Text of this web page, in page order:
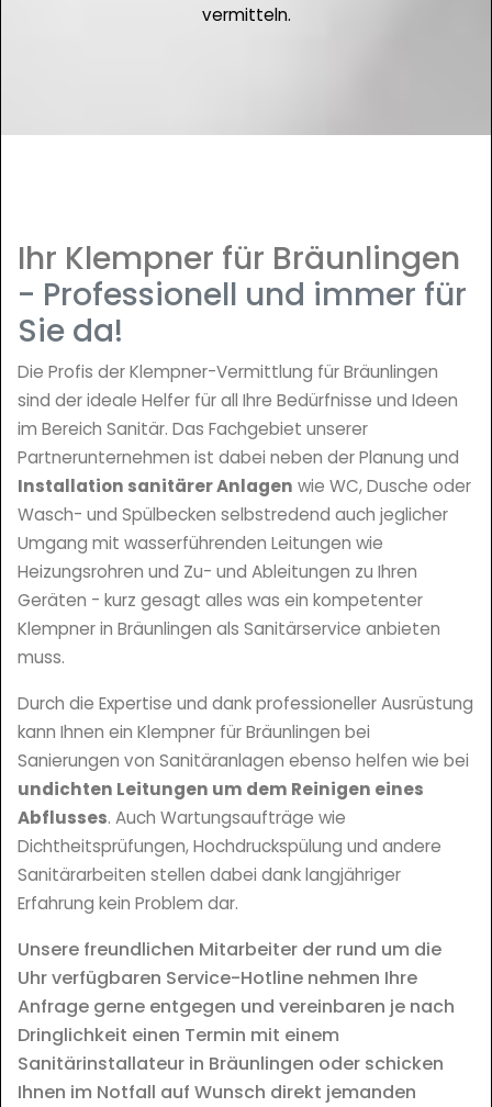
vermitteln.
Ihr Klempner für Bräunlingen
- Professionell und immer für
Sie da!
Die Profis der Klempner-Vermittlung für Bräunlingen
sind der ideale Helfer für all Ihre Bedürfnisse und Ideen
im Bereich Sanitär. Das Fachgebiet unserer
Partnerunternehmen ist dabei neben der Planung und
Installation sanitärer Anlagen wie WC, Dusche oder
Wasch- und Spülbecken selbstredend auch jeglicher
Umgang mit wasserführenden Leitungen wie
Heizungsrohren und Zu- und Ableitungen zu Ihren
Geräten - kurz gesagt alles was ein kompetenter
Klempner in Bräunlingen als Sanitärservice anbieten
muss.
Durch die Expertise und dank professioneller Ausrüstung
kann Ihnen ein Klempner für Bräunlingen bei
Sanierungen von Sanitäranlagen ebenso helfen wie bei
undichten Leitungen um dem Reinigen eines
Abflusses. Auch Wartungsaufträge wie
Dichtheitsprüfungen, Hochdruckspülung und andere
Sanitärarbeiten stellen dabei dank langjähriger
Erfahrung kein Problem dar.
Unsere freundlichen Mitarbeiter der rund um die
Uhr verfügbaren Service-Hotline nehmen Ihre
Anfrage gerne entgegen und vereinbaren je nach
Dringlichkeit einen Termin mit einem
Sanitärinstallateur in Bräunlingen oder schicken
Ihnen im Notfall auf Wunsch direkt jemanden